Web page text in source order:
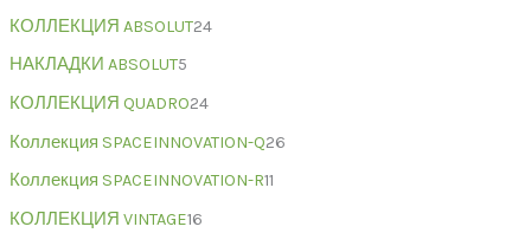
КОЛЛЕКЦИЯ ABSOLUT24
НАКЛАДКИ ABSOLUT5
КОЛЛЕКЦИЯ QUADRO24
Коллекция SPACEINNOVATION-Q26
Коллекция SPACEINNOVATION-R11
КОЛЛЕКЦИЯ VINTAGE16